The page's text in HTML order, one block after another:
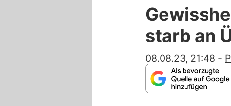
starb an
08.08.23, 21:48 -